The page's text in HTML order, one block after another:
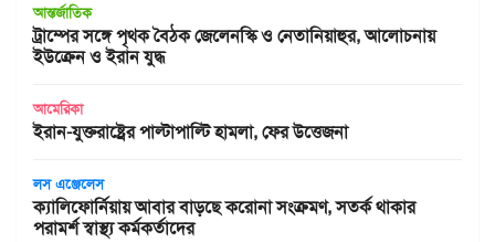
আন্তর্জাতিক
ট্রাম্পের সঙ্গে পৃথক বৈঠক জেলেনস্কি ও নেতানিয়াহুর, আলোচনায়
ইউক্রেন ও ইরান যুদ্ধ
আমেরিকা
ইরান-যুক্তরাষ্ট্রের পাল্টাপাল্টি হামলা, ফের উত্তেজনা
লস এঞ্জেলেস
ক্যালিফোর্নিয়ায় আবার বাড়ছে করোনা সংক্রমণ, সতর্ক থাকার
পরামর্শ স্বাস্থ্য কর্মকর্তাদের